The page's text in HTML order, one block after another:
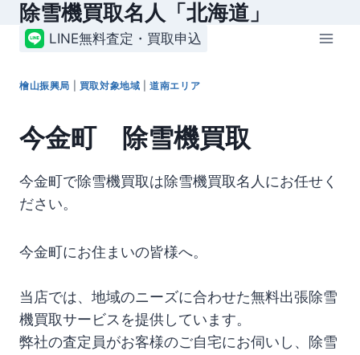
除雪機買取名人「北海道」
LINE無料査定・買取申込
檜山振興局 買取対象地域 |道南エリア
今金町 除雪機買取
今金町で除雪機買取は除雪機買取名人にお任せく
ださい。
今金町にお住まいの皆様へ。
当店では、地域のニーズに合わせた無料出張除雪
機買取サービスを提供しています。
弊社の査定員がお客様のご自宅にお伺いし、除雪